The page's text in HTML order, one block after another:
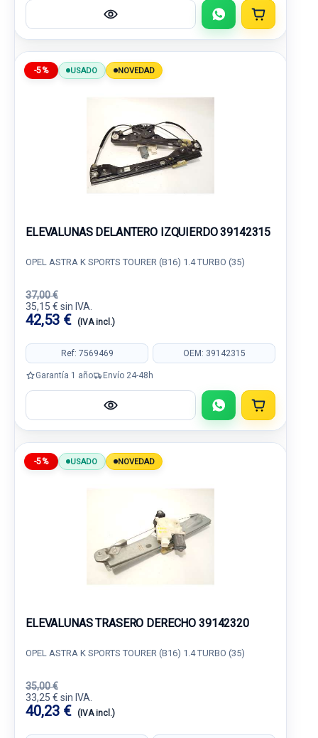
-5% USADO NOVEDAD
ELEVALUNAS DELANTERO IZQUIERDO 39142315
OPEL ASTRA K SPORTS TOURER (B16) 1.4 TURBO (35)
37,00 €
35,15 € sin IVA.
42,53 € (IVA incl.)
Ref: 7569469 OEM: 39142315
Garantía 1 año Envío 24-48h
-5% USADO NOVEDAD
ELEVALUNAS TRASERO DERECHO 39142320
OPEL ASTRA K SPORTS TOURER (B16) 1.4 TURBO (35)
35,00 €
33,25 € sin IVA.
40,23 € (IVA incl.)